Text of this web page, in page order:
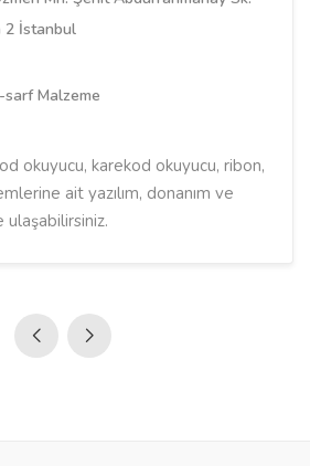
2 İstanbul
sarf Malzeme
okuyucu, karekod okuyucu, ribon,
ait yazılım, donanım ve